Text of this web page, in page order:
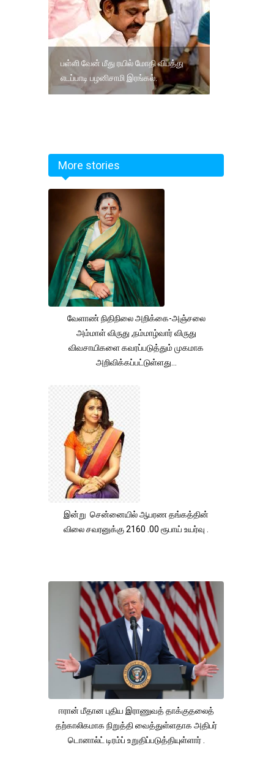
பள்ளி வேன் மீது ரயில் மோதி விபத்து
எடப்பாடி பழனிசாமி இரங்கல்.
More stories
வேளாண் நிதிநிலை அறிக்கை-அஞ்சலை
அம்மாள் விருது ,நம்மாழ்வார் விருது
விவசாயிகளை கவரப்படுத்தும் முகமாக
அறிவிக்கப்பட்டுள்ளது...
இன்று சென்னையில் ஆபரண தங்கத்தின்
விலை சவரனுக்கு 2160 .00 ரூபாய் உயர்வு .
ஈரான் மீதான புதிய இராணுவத் தாக்குதலைத்
தற்காலிகமாக நிறுத்தி வைத்துள்ளதாக அதிபர்
டொனால்ட் டிரம்ப் உறுதிப்படுத்தியுள்ளார் .